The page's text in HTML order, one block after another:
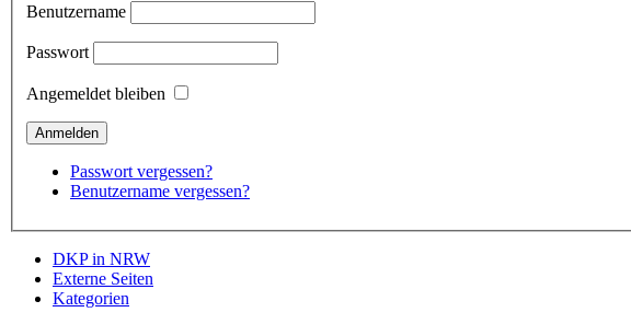
Benutzername
Passwort
Angemeldet bleiben
Passwort vergessen?
Benutzername vergessen?
DKP in NRW
Externe Seiten
Kategorien